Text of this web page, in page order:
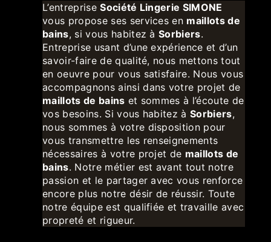
L’entrepriseSociété Lingerie SIMONE
vous propose ses services en maillots de
bains, si vous habitez àSorbiers.
Entreprise usant d’une expérience et d’un
savoir-faire de qualité, nous mettons tout
en oeuvre pour vous satisfaire. Nous vous
accompagnons ainsi dans votre projet de
maillots de bains et sommes à l’écoute de
vos besoins. Si vous habitez àSorbiers,
nous sommes à votre disposition pour
vous transmettre les renseignements
nécessaires à votre projet de maillots de
bains. Notre métier est avant tout notre
passion et le partager avec vous renforce
encore plus notre désir de réussir. Toute
notre équipe est qualifiée et travaille avec
propreté et rigueur.